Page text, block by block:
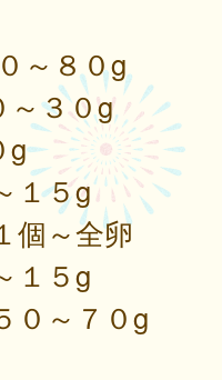
～８０g
３０g
g
１５g
個～全卵
１５g
０～７０g